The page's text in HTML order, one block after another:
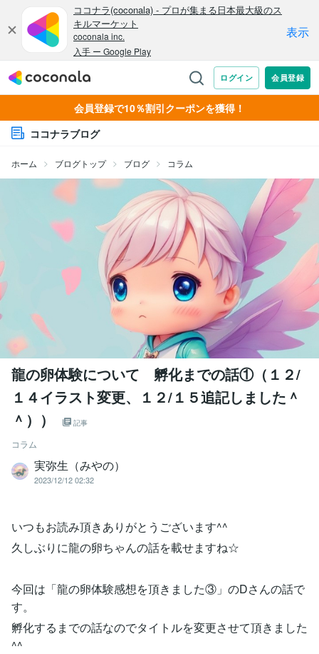
会員登録で10％割引クーポンを獲得！
ココナラブログ
ホーム ブログトップ ブログ コラム
龍の卵体験について 孵化までの話①（１２/
１４イラスト変更、１２/１５追記しました＾
＾））
記事
コラム
実弥生（みやの）
2023/12/12 02:32
いつもお読み頂きありがとうございます^^
久しぶりに龍の卵ちゃんの話を載せますね☆
今回は「龍の卵体験感想を頂きました③」のDさんの話で
す。
孵化するまでの話なのでタイトルを変更させて頂きました
^^